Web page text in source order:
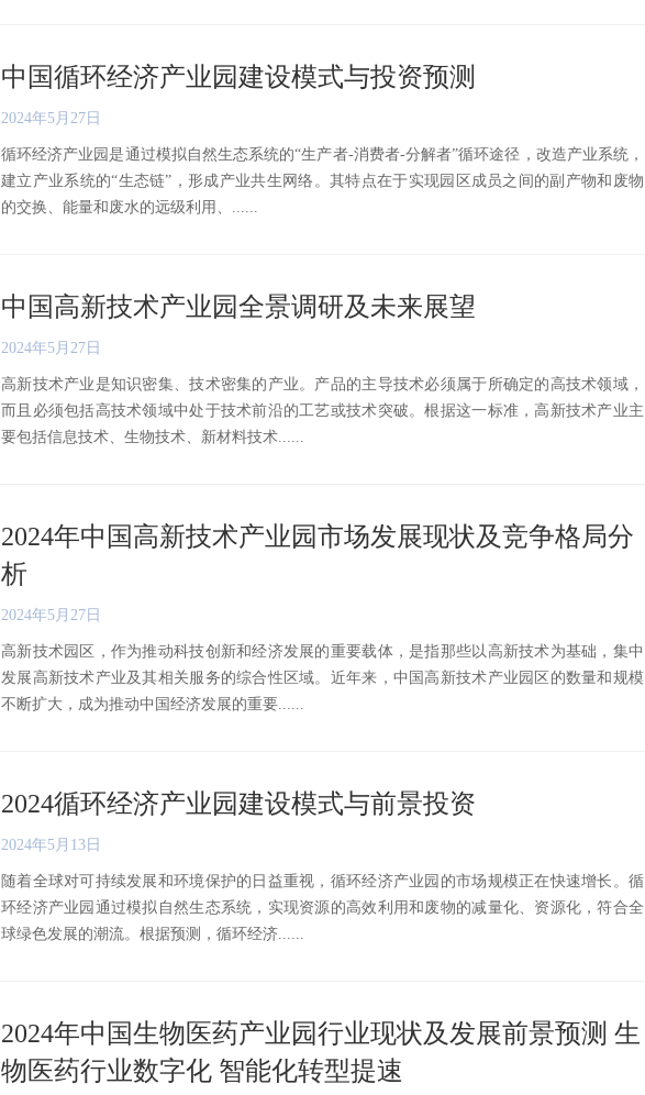
中国循环经济产业园建设模式与投资预测
2024年5月27日
循环经济产业园是通过模拟自然生态系统的“生产者-消费者-分解者”循环途径，改造产业系统，
建立产业系统的“生态链”，形成产业共生网络。其特点在于实现园区成员之间的副产物和废物
的交换、能量和废水的远级利用、......
中国高新技术产业园全景调研及未来展望
2024年5月27日
高新技术产业是知识密集、技术密集的产业。产品的主导技术必须属于所确定的高技术领域，
而且必须包括高技术领域中处于技术前沿的工艺或技术突破。根据这一标准，高新技术产业主
要包括信息技术、生物技术、新材料技术......
2024年中国高新技术产业园市场发展现状及竞争格局分
析
2024年5月27日
高新技术园区，作为推动科技创新和经济发展的重要载体，是指那些以高新技术为基础，集中
发展高新技术产业及其相关服务的综合性区域。近年来，中国高新技术产业园区的数量和规模
不断扩大，成为推动中国经济发展的重要......
2024循环经济产业园建设模式与前景投资
2024年5月13日
随着全球对可持续发展和环境保护的日益重视，循环经济产业园的市场规模正在快速增长。循
环经济产业园通过模拟自然生态系统，实现资源的高效利用和废物的减量化、资源化，符合全
球绿色发展的潮流。根据预测，循环经济......
2024年中国生物医药产业园行业现状及发展前景预测 生
物医药行业数字化 智能化转型提速